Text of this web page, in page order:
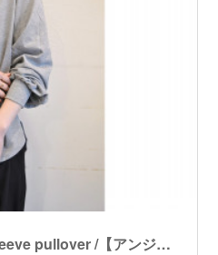
【angelina】gather sleeve pullover /【アンジェリーナ】ギャザースリーブプルオーバー